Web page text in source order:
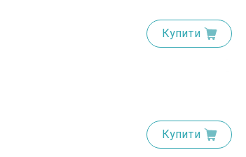
Купити
Купити